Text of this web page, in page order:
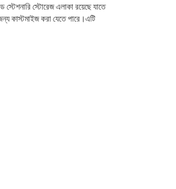
স্টোরেজ এলাকা রয়েছে যাতে
কাস্টমাইজ করা যেতে পারে।এটি